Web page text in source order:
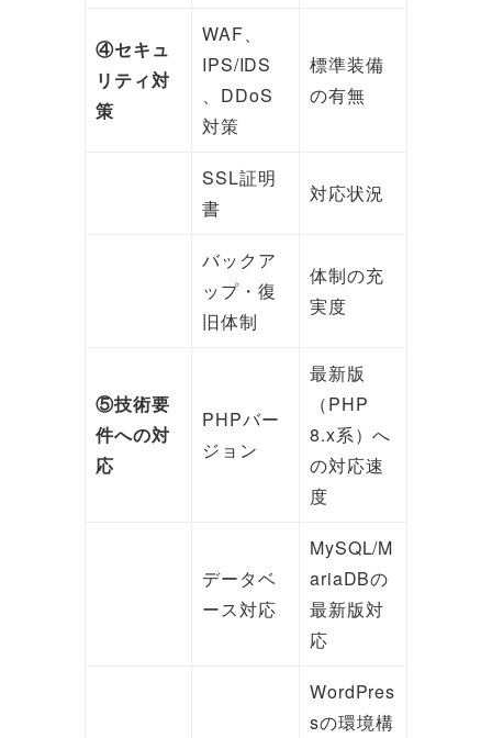
④セキュ
リティ対
策
WAF、
IPS/IDS
、DDoS
対策
標準装備
の有無
SSL証明
書
対応状況
バックア
ップ・復
旧体制
体制の充
実度
⑤技術要
件への対
応
PHPバー
ジョン
最新版
（PHP
8.x系）へ
の対応速
度
データベ
ース対応
MySQL/M
ariaDBの
最新版対
応
WordPres
sの環境構